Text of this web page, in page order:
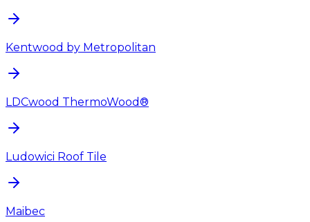
Kentwood by Metropolitan
LDCwood ThermoWood®
Ludowici Roof Tile
Maibec